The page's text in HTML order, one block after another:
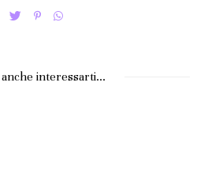
interessarti...